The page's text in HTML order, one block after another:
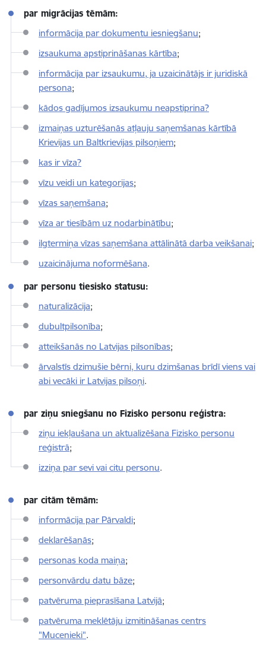
par migrācijas tēmām:
informācija par dokumentu iesniegšanu;
izsaukuma apstiprināšanas kārtība;
informācija par izsaukumu, ja uzaicinātājs ir juridiskā
persona;
kādos gadījumos izsaukumu neapstiprina?
izmaiņas uzturēšanās atļauju saņemšanas kārtībā
Krievijas un Baltkrievijas pilsoņiem;
kas ir vīza?
vīzu veidi un kategorijas;
vīzas saņemšana;
vīza ar tiesībām uz nodarbinātību;
ilgtermiņa vīzas saņemšana attālinātā darba veikšanai;
uzaicinājuma noformēšana.
par personu tiesisko statusu:
naturalizācija;
dubultpilsonība;
atteikšanās no Latvijas pilsonības;
ārvalstīs dzimušie bērni, kuru dzimšanas brīdī viens vai
abi vecāki ir Latvijas pilsoņi.
par ziņu sniegšanu no Fizisko personu reģistra:
ziņu iekļaušana un aktualizēšana Fizisko personu
reģistrā;
izziņa par sevi vai citu personu.
par citām tēmām:
informācija par Pārvaldi;
deklarēšanās;
personas koda maiņa;
personvārdu datu bāze;
patvēruma pieprasīšana Latvijā;
patvēruma meklētāju izmitināšanas centrs
"Mucenieki".